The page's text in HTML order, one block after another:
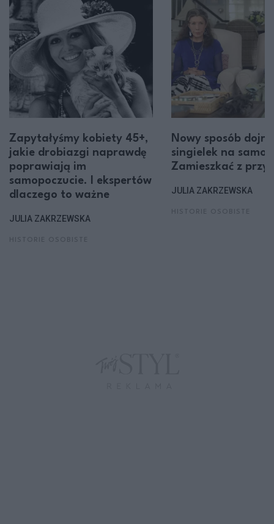
Zapytałyśmy kobiety 45+,
jakie drobiazgi naprawdę
poprawiają im
samopoczucie. I ekspertów
dlaczego to ważne
JULIA ZAKRZEWSKA
Nowy sposób
singielek na
Zamieszkać z
JULIA ZAKRZEWSKA